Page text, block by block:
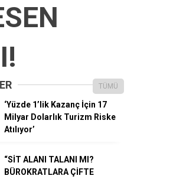
TÜMÜ
‘Yüzde 1’lik Kazanç İçin 17
Milyar Dolarlık Turizm Riske
Atılıyor’
“SİT ALANI TALANI MI?
BÜROKRATLARA ÇİFTE